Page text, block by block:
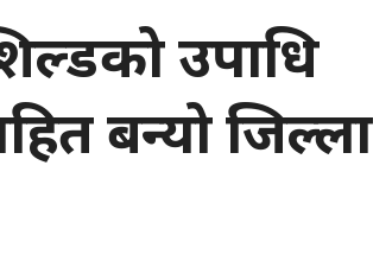
उपाधि
बन्यो जिल्ला